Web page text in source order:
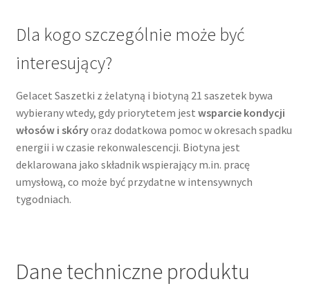
Dla kogo szczególnie może być
interesujący?
Gelacet Saszetki z żelatyną i biotyną 21 saszetek bywa
wybierany wtedy, gdy priorytetem jest wsparcie kondycji
włosów i skóryoraz dodatkowa pomoc w okresach spadku
energii i w czasie rekonwalescencji. Biotyna jest
deklarowana jako składnik wspierający m.in. pracę
umysłową, co może być przydatne w intensywnych
tygodniach.
Dane techniczne produktu